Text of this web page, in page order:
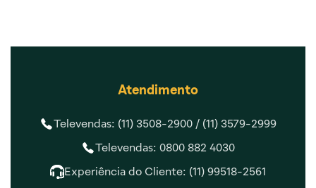
Atendimento
Televendas: (11) 3508-2900 / (11) 3579-2999
Televendas: 0800 882 4030
Experiência do Cliente: (11) 99518-2561